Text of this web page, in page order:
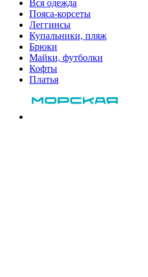
Вся одежда
Пояса-корсеты
Леггинсы
Купальники, пляж
Брюки
Майки, футболки
Кофты
Платья